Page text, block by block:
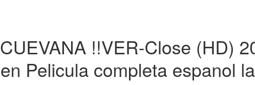
CUEVANA !!VER-Close (HD)
en Pelicula completa espanol